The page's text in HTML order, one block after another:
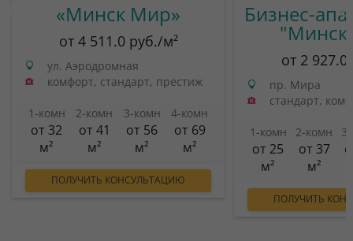
«Минск Мир»
от 4 511.0 руб./м²
ул. Аэродромная
комфорт, стандарт, престиж
1-комн
от 32
м²
2-комн
от 41
м²
3-комн
от 56
м²
4-комн
от 69
м²
ПОЛУЧИТЬ КОНСУЛЬТАЦИЮ
Бизнес-
от 2
пр. Мира
стандарт,
1-комн
от 25
м²
2-комн
от 37
м²
ПОЛУЧИТЬ